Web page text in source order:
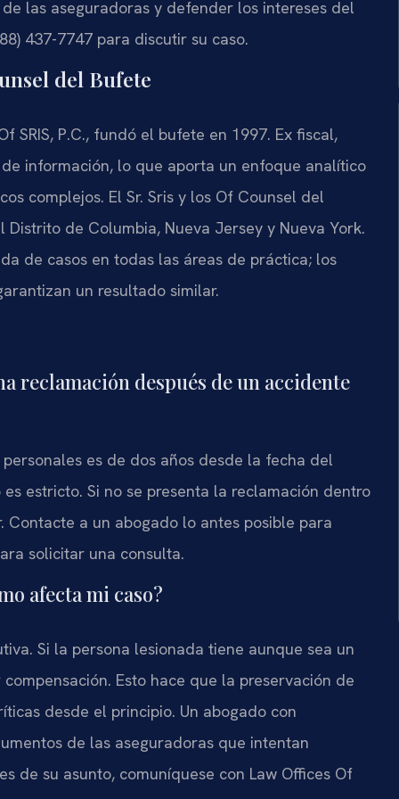
las aseguradoras y defender los intereses del
437-7747 para discutir su caso.
del Bufete
SRIS, P.C., fundó el bufete en 1997. Ex fiscal,
información, lo que aporta un enfoque analítico
complejos. El Sr. Sris y los Of Counsel del
de Columbia, Nueva Jersey y Nueva York.
de casos en todas las áreas de práctica; los
un resultado similar.
reclamación después de un accidente
es de dos años desde la fecha del
estricto. Si no se presenta la reclamación dentro
a un abogado lo antes posible para
solicitar una consulta.
afecta mi caso?
Si la persona lesionada tiene aunque sea un
Esto hace que la preservación de
desde el principio. Un abogado con
de las aseguradoras que intentan
de su asunto, comuníquese con Law Offices Of